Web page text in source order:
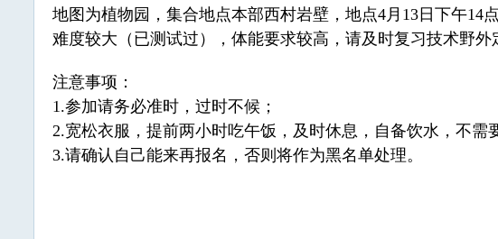
地图为植物园，集合地点本部西村岩壁，地点4月13日下午14点
难度较大（已测试过），体能要求较高，请及时复习技术野外
注意事项：
1.参加请务必准时，过时不候；
2.宽松衣服，提前两小时吃午饭，及时休息，自备饮水，不需
3.请确认自己能来再报名，否则将作为黑名单处理。